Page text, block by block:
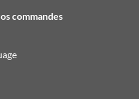
commandes